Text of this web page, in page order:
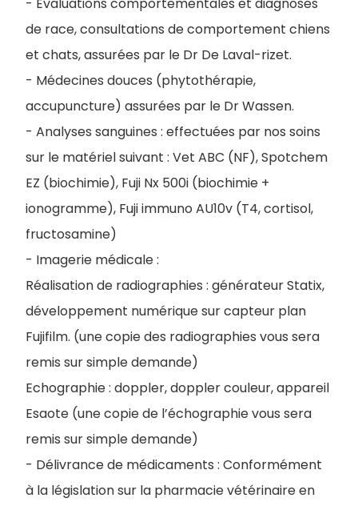
de race, consultations de comportement chiens
et chats, assurées par le Dr De Laval-rizet.
- Médecines douces (phytothérapie,
accupuncture) assurées par le Dr Wassen.
- Analyses sanguines : effectuées par nos soins
sur le matériel suivant : Vet ABC (NF), Spotchem
EZ (biochimie), Fuji Nx 500i (biochimie +
ionogramme), Fuji immuno AU10v (T4, cortisol,
fructosamine)
- Imagerie médicale :
Réalisation de radiographies : générateur Statix,
développement numérique sur capteur plan
Fujifilm. (une copie des radiographies vous sera
remis sur simple demande)
Echographie : doppler, doppler couleur, appareil
Esaote (une copie de l’échographie vous sera
remis sur simple demande)
- Délivrance de médicaments : Conformément
à la législation sur la pharmacie vétérinaire en